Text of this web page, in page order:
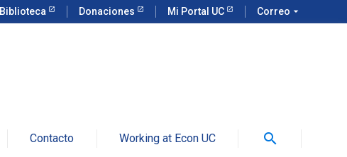
Biblioteca Donaciones Mi Portal UC Correo arrow_drop_down
Contacto Working at Econ UC search